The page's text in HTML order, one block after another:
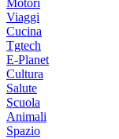
Motori
Viaggi
Cucina
Tgtech
E-Planet
Cultura
Salute
Scuola
Animali
Spazio